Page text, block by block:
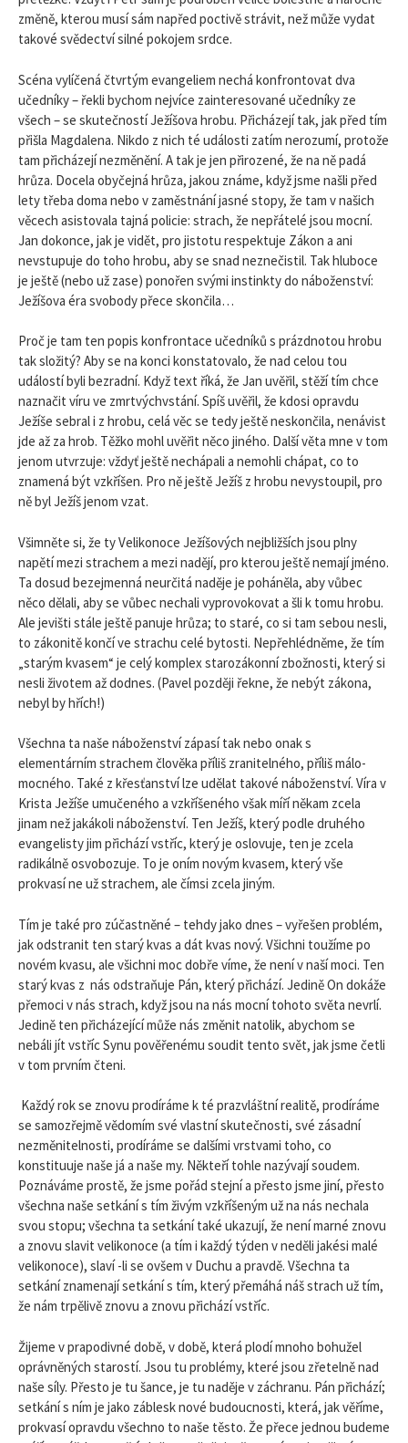
změně, kterou musí sám napřed poctivě strávit, než může vydat
takové svědectví silné pokojem srdce.
Scéna vylíčená čtvrtým evangeliem nechá konfrontovat dva
učedníky – řekli bychom nejvíce zainteresované učedníky ze
všech – se skutečností Ježíšova hrobu. Přicházejí tak, jak před tím
přišla Magdalena. Nikdo z nich té události zatím nerozumí, protože
tam přicházejí nezměnění. A tak je jen přirozené, že na ně padá
hrůza. Docela obyčejná hrůza, jakou známe, když jsme našli před
lety třeba doma nebo v zaměstnání jasné stopy, že tam v našich
věcech asistovala tajná policie: strach, že nepřátelé jsou mocní.
Jan dokonce, jak je vidět, pro jistotu respektuje Zákon a ani
nevstupuje do toho hrobu, aby se snad neznečistil. Tak hluboce
je ještě (nebo už zase) ponořen svými instinkty do náboženství:
Ježíšova éra svobody přece skončila…
Proč je tam ten popis konfrontace učedníků s prázdnotou hrobu
tak složitý? Aby se na konci konstatovalo, že nad celou tou
událostí byli bezradní. Když text říká, že Jan uvěřil, stěží tím chce
naznačit víru ve zmrtvýchvstání. Spíš uvěřil, že kdosi opravdu
Ježíše sebral i z hrobu, celá věc se tedy ještě neskončila, nenávist
jde až za hrob. Těžko mohl uvěřit něco jiného. Další věta mne v tom
jenom utvrzuje: vždyť ještě nechápali a nemohli chápat, co to
znamená být vzkříšen. Pro ně ještě Ježíš z hrobu nevystoupil, pro
ně byl Ježíš jenom vzat.
Všimněte si, že ty Velikonoce Ježíšových nejbližších jsou plny
napětí mezi strachem a mezi nadějí, pro kterou ještě nemají jméno.
Ta dosud bezejmenná neurčitá naděje je poháněla, aby vůbec
něco dělali, aby se vůbec nechali vyprovokovat a šli k tomu hrobu.
Ale jevišti stále ještě panuje hrůza; to staré, co si tam sebou nesli,
to zákonitě končí ve strachu celé bytosti. Nepřehlédněme, že tím
„starým kvasem“ je celý komplex starozákonní zbožnosti, který si
nesli životem až dodnes. (Pavel později řekne, že nebýt zákona,
nebyl by hřích!)
Všechna ta naše náboženství zápasí tak nebo onak s
elementárním strachem člověka příliš zranitelného, příliš málo-
mocného. Také z křesťanství lze udělat takové náboženství. Víra v
Krista Ježíše umučeného a vzkříšeného však míří někam zcela
jinam než jakákoli náboženství. Ten Ježíš, který podle druhého
evangelisty jim přichází vstříc, který je oslovuje, ten je zcela
radikálně osvobozuje. To je oním novým kvasem, který vše
prokvasí ne už strachem, ale čímsi zcela jiným.
Tím je také pro zúčastněné – tehdy jako dnes – vyřešen problém,
jak odstranit ten starý kvas a dát kvas nový. Všichni toužíme po
novém kvasu, ale všichni moc dobře víme, že není v naší moci. Ten
starý kvas z nás odstraňuje Pán, který přichází. Jedině On dokáže
přemoci v nás strach, když jsou na nás mocní tohoto světa nevrlí.
Jedině ten přicházející může nás změnit natolik, abychom se
nebáli jít vstříc Synu pověřenému soudit tento svět, jak jsme četli
v tom prvním čteni.
Každý rok se znovu prodíráme k té prazvláštní realitě, prodíráme
se samozřejmě vědomím své vlastní skutečnosti, své zásadní
nezměnitelnosti, prodíráme se dalšími vrstvami toho, co
konstituuje naše já a naše my. Někteří tohle nazývají soudem.
Poznáváme prostě, že jsme pořád stejní a přesto jsme jiní, přesto
všechna naše setkání s tím živým vzkříšeným už na nás nechala
svou stopu; všechna ta setkání také ukazují, že není marné znovu
a znovu slavit velikonoce (a tím i každý týden v neděli jakési malé
velikonoce), slaví -li se ovšem v Duchu a pravdě. Všechna ta
setkání znamenají setkání s tím, který přemáhá náš strach už tím,
že nám trpělivě znovu a znovu přichází vstříc.
Žijeme v prapodivné době, v době, která plodí mnoho bohužel
oprávněných starostí. Jsou tu problémy, které jsou zřetelně nad
naše síly. Přesto je tu šance, je tu naděje v záchranu. Pán přichází;
setkání s ním je jako záblesk nové budoucnosti, která, jak věříme,
prokvasí opravdu všechno to naše těsto. Že přece jednou budeme